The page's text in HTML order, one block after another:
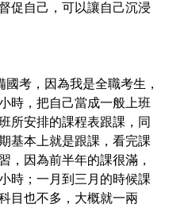
促自己，可以讓自己沉浸
考，因為我是全職考生，
時，把自己當成一般上班
所安排的課程表跟課，同
基本上就是跟課，看完課
，因為前半年的課很滿，
時；一月到三月的時候課
目也不多，大概就一兩